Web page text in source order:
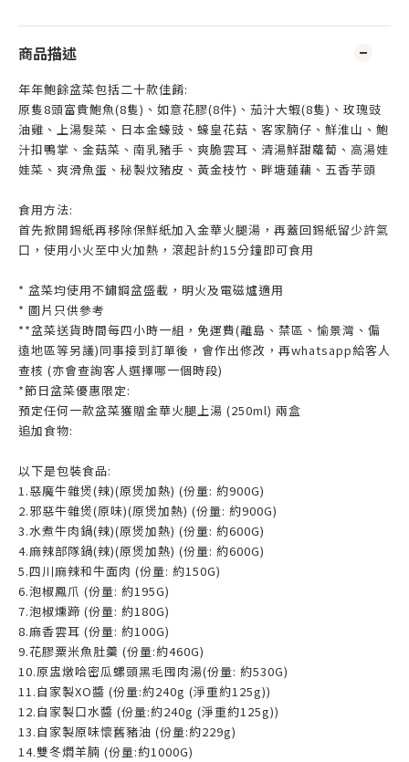
商品描述
年年鮑餘盆菜包括二十款佳餚:
原隻8頭富貴鮑魚(8隻)、如意花膠(8件)、茄汁大蝦(8隻)、玫瑰豉
油雞、上湯髮菜、日本金蠔豉、蠔皇花菇、客家腩仔、鮮淮山、鮑
汁扣鴨掌、金菇菜、南乳豬手、爽脆雲耳、清湯鮮甜蘿蔔、高湯娃
娃菜、爽滑魚蛋、秘製炆豬皮、黃金枝竹、畔塘蓮藕、五香芋頭
食用方法:
首先掀開錫紙再移除保鮮紙加入金華火腿湯，再蓋回錫紙留少許氣
口，使用小火至中火加熱，滾起計約15分鐘即可食用
* 盆菜均使用不鏽鋼盆盛載，明火及電磁爐適用
* 圖片只供參考
**盆菜送貨時間每四小時一組，免運費(離島、禁區、愉景灣、偏
遠地區等另議)同事接到訂單後，會作出修改，再whatsapp給客人
查核 (亦會查詢客人選擇哪一個時段)
*節日盆菜優惠限定:
預定任何一款盆菜獲贈金華火腿上湯 (250ml) 兩盒
追加食物:
以下是包裝食品:
1.惡魔牛雜煲(辣)(原煲加熱) (份量: 約900G)
2.邪惡牛雜煲(原味)(原煲加熱) (份量: 約900G)
3.水煮牛肉鍋(辣)(原煲加熱) (份量: 約600G)
4.麻辣部隊鍋(辣)(原煲加熱) (份量: 約600G)
5.四川麻辣和牛面肉 (份量: 約150G)
6.泡椒鳳爪 (份量: 約195G)
7.泡椒燻蹄 (份量: 約180G)
8.麻香雲耳 (份量: 約100G)
9.花膠粟米魚肚羹 (份量:約460G)
10.原盅燉哈密瓜螺頭黑毛囤肉湯(份量: 約530G)
11.自家製XO醬 (份量:約240g (淨重約125g))
12.自家製口水醬 (份量:約240g (淨重約125g))
13.自家製原味懷舊豬油 (份量:約229g)
14.雙冬燜羊腩 (份量:約1000G)